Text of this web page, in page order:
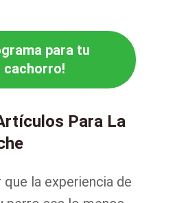
para tu
cachorro!
Para La
que la experiencia de